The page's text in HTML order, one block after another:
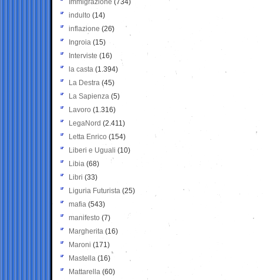
Immigrazione (734)
indulto (14)
inflazione (26)
Ingroia (15)
Interviste (16)
la casta (1.394)
La Destra (45)
La Sapienza (5)
Lavoro (1.316)
LegaNord (2.411)
Letta Enrico (154)
Liberi e Uguali (10)
Libia (68)
Libri (33)
Liguria Futurista (25)
mafia (543)
manifesto (7)
Margherita (16)
Maroni (171)
Mastella (16)
Mattarella (60)